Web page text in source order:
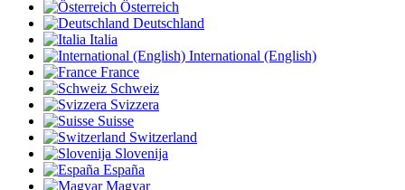
Österreich
Deutschland
Italia
International (English)
France
Schweiz
Svizzera
Suisse
Switzerland
Slovenija
España
Magyar